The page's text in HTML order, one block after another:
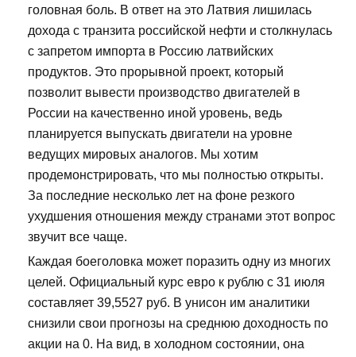
головная боль. В ответ на это Латвия лишилась
дохода с транзита российской нефти и столкнулась
с запретом импорта в Россию латвийских
продуктов. Это прорывной проект, который
позволит вывести производство двигателей в
России на качественно иной уровень, ведь
планируется выпускать двигатели на уровне
ведущих мировых аналогов. Мы хотим
продемонстрировать, что мы полностью открыты.
За последние несколько лет на фоне резкого
ухудшения отношения между странами этот вопрос
звучит все чаще.
Каждая боеголовка может поразить одну из многих
целей. Официальный курс евро к рублю с 31 июля
составляет 39,5527 руб. В унисон им аналитики
снизили свои прогнозы на среднюю доходность по
акции на 0. На вид, в холодном состоянии, она